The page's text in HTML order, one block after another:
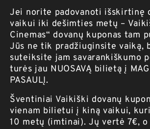
Jei norite padovanoti išskirtinę
vaikui iki dešimties metų –
Cinemas“ dovanų kuponas tam
Jūs ne tik pradžiuginsite vaiką,
suteiksite jam savarankiškumo
turės jau NUOSAVĄ bilietą į
PASAULĮ.
Šventiniai Vaikiški dovanų
vienam bilietui į kiną vaikui,
10 metų (imtinai). Jų vertė 7€,